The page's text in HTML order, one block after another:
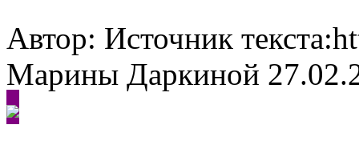
Автор: Источник
Марины Даркиной